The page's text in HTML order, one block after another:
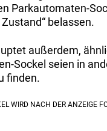
Parkautomaten-
belassen.
außerdem,
Sockel seien in
finden.